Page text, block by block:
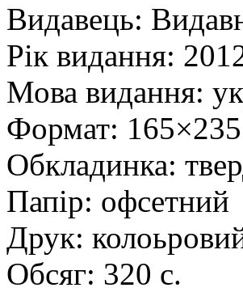
Видавець:
Рік видання:
Мова видання:
Формат:
Обкладинка:
Папір: офсетний
Друк:
Обсяг: 320 с.